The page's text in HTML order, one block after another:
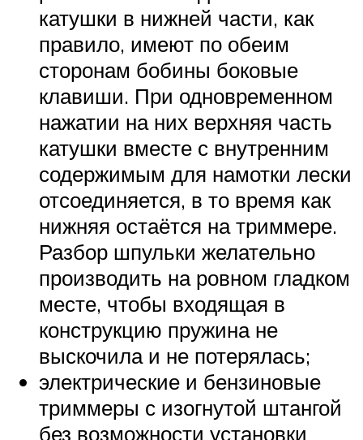
катушки в нижней части, как
правило, имеют по обеим
сторонам бобины боковые
клавиши. При одновременном
нажатии на них верхняя часть
катушки вместе с внутренним
содержимым для намотки лески
отсоединяется, в то время как
нижняя остаётся на триммере.
Разбор шпульки желательно
производить на ровном гладком
месте, чтобы входящая в
конструкцию пружина не
выскочила и не потерялась;
электрические и бензиновые
триммеры с изогнутой штангой
без возможности установки